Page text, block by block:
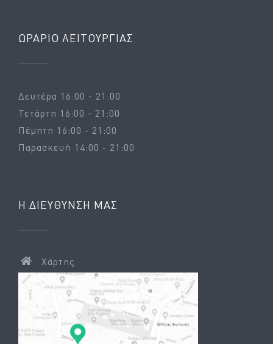
ΩΡΆΡΙΟ ΛΕΙΤΟΥΡΓΊΑΣ
Δευτέρα 16:00 - 21:00
Τετάρτη 16:00 - 21:00
Πέμπτη 16:00 - 21:00
Παρασκευή 14:00 - 21:00
Η ΔΙΕΎΘΥΝΣΉ ΜΑΣ
Χάρτης